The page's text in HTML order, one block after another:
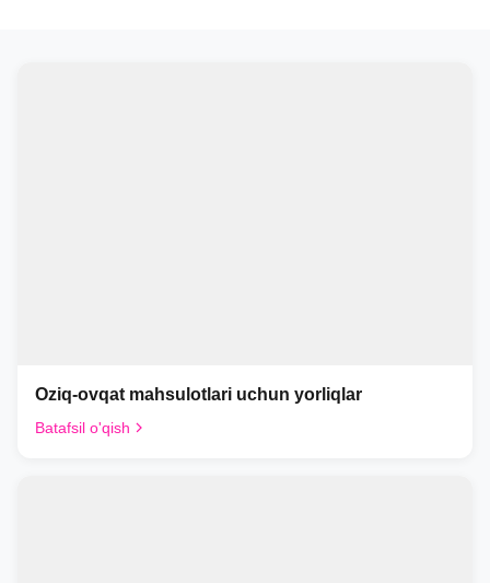
Oziq-ovqat mahsulotlari uchun yorliqlar
Batafsil o'qish